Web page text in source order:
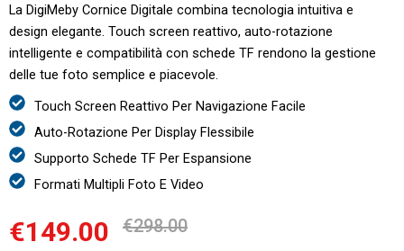
La DigiMeby Cornice Digitale combina tecnologia intuitiva e
design elegante. Touch screen reattivo, auto-rotazione
intelligente e compatibilità con schede TF rendono la gestione
delle tue foto semplice e piacevole.
Touch Screen Reattivo Per Navigazione Facile
Auto-Rotazione Per Display Flessibile
Supporto Schede TF Per Espansione
Formati Multipli Foto E Video
€149.00 €298.00